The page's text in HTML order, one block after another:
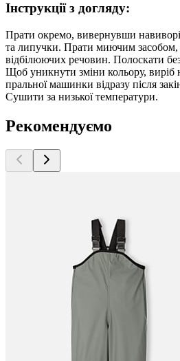
Інструкції з догляду:
Прати окремо, вивернувши
та липучки. Прати миючим засобом,
відбілюючих речовин. Полоскати без
Щоб уникнути зміни кольору, виріб
пральної машинки відразу після
Сушити за низької температури.
Рекомендуємо